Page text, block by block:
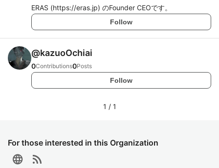
For those interested in this Organization
language rss_feed
ERAS (https://eras.jp) のFounder CEOです。
Follow
@kazuoOchiai
0Contributions0Posts
Follow
1 / 1